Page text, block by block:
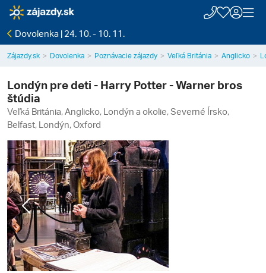
Dovolenka | 24. 10. - 10. 11.
Zájazdy.sk Dovolenka Poznávacie zájazdy Veľká Británia Anglicko
Londýn pre deti - Harry Potter - Warner bros
štúdia
Veľká Británia, Anglicko, Londýn a okolie, Severné Írsko,
Belfast, Londýn, Oxford
Previous